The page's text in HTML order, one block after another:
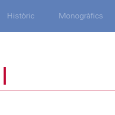
Històric Monogràfics